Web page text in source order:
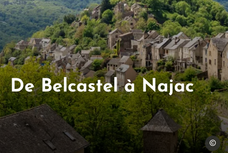
Les
De Belcastel à Najac